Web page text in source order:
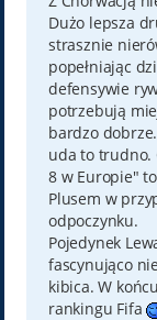
Dużo lepsza
strasznie
popełniając
defensywie
potrzebują
bardzo
uda to trudno.
8 w Europie"
Plusem w
odpoczynku.
Pojedynek
fascynująco
kibica. W
rankingu Fifa